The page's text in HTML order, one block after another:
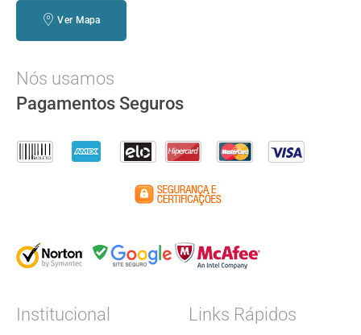
Ver Mapa
Nós usamos
Pagamentos Seguros
Institucional Links Rápidos